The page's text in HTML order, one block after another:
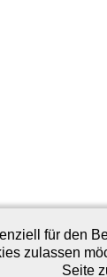
für den
zulassen
Seite